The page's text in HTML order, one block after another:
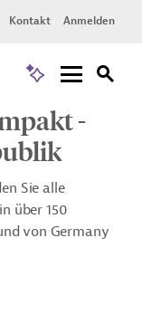
Kontakt Anmelden
-
Sie alle
über 150
von Germany